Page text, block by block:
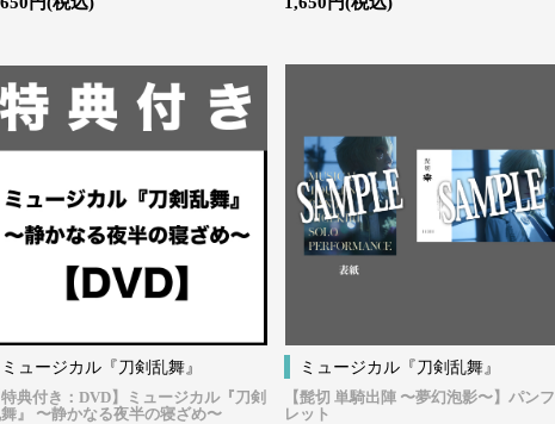
ミュージカル『刀剣乱舞』
典付き：DVD】ミュージカル『刀剣
』 〜静かなる夜半の寝ざめ〜
ミュージカル『刀剣乱舞』
【髭切 単騎出陣 〜夢幻泡影〜】パンフ
レット